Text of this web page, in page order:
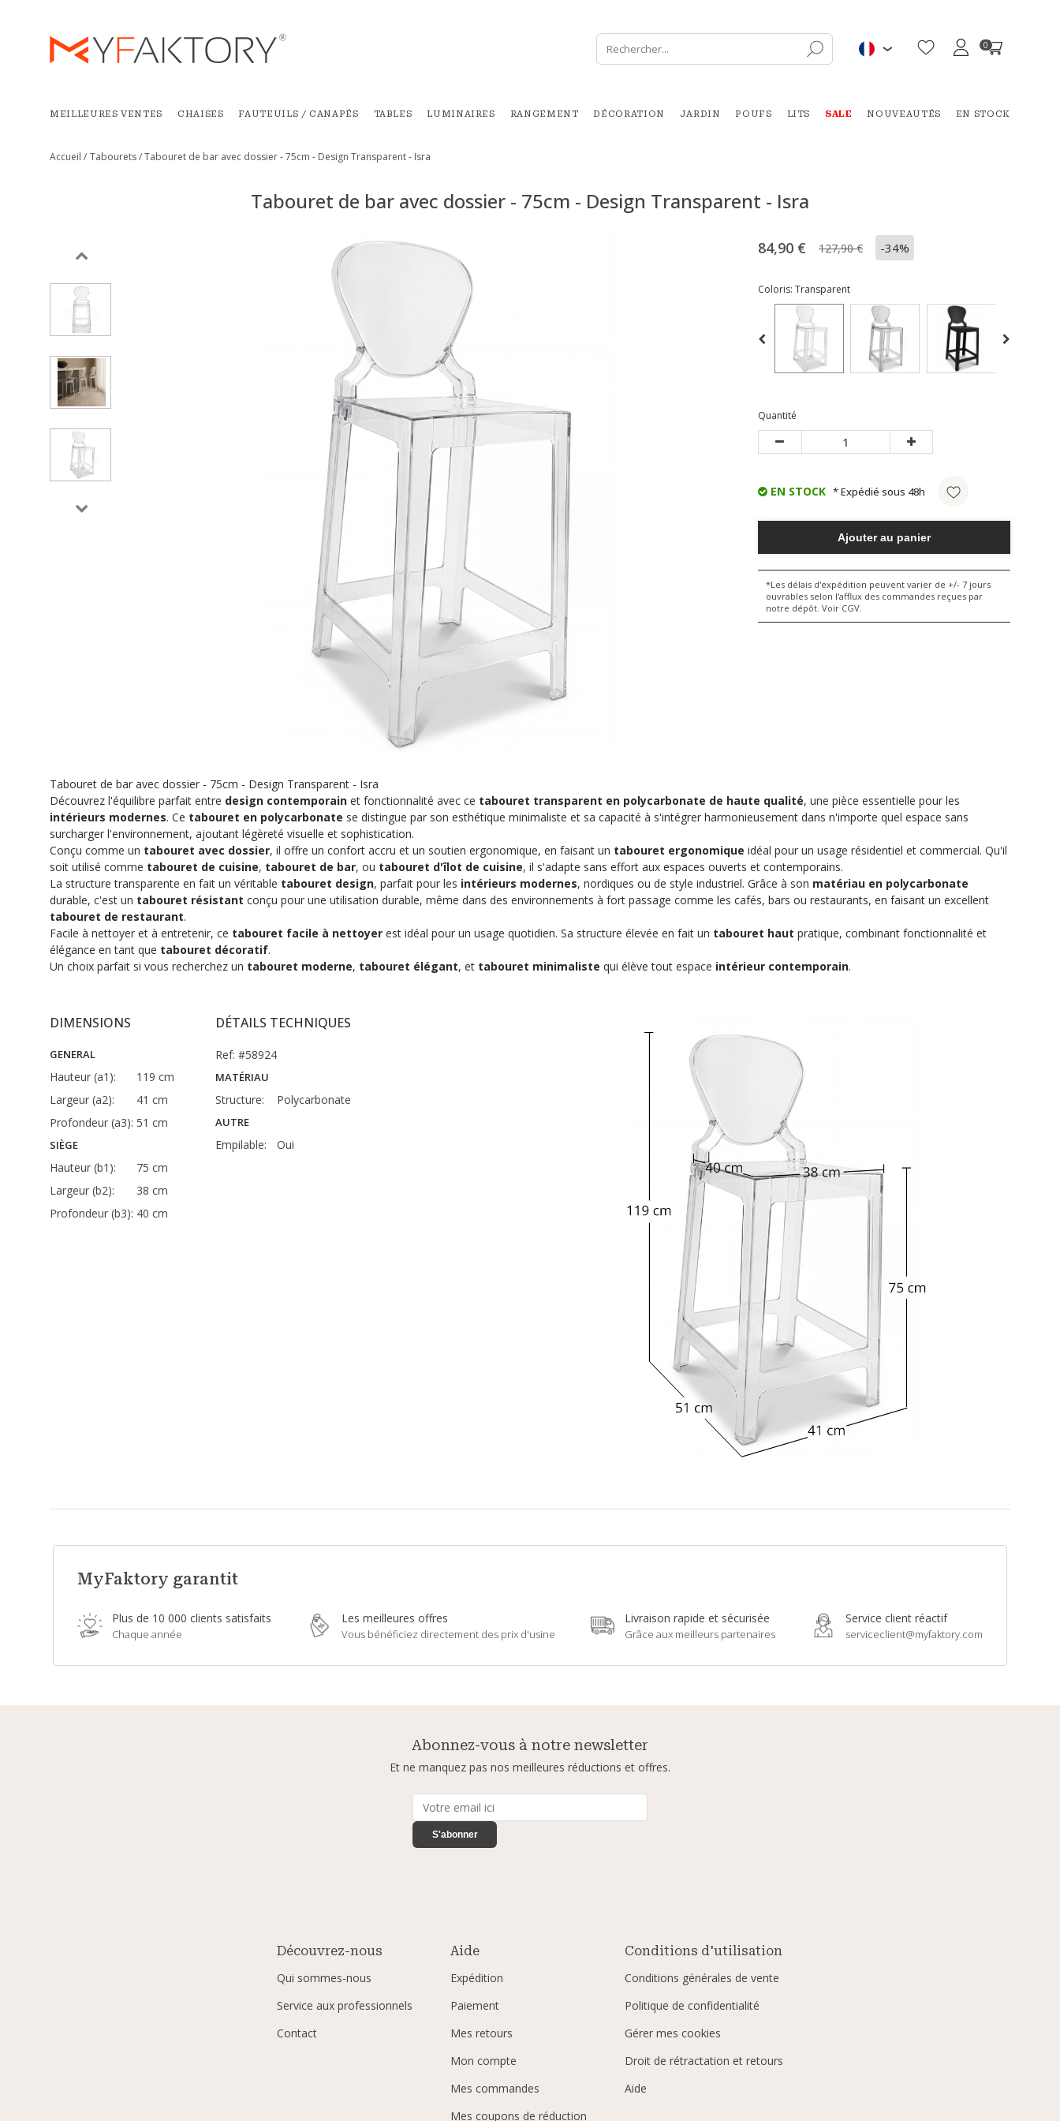
0
MEILLEURES VENTES CHAISES FAUTEUILS / CANAPÉS TABLES LUMINAIRES RANGEMENT DÉCORATION JARDIN POUFS LITS SALE NOUVEAUTÉS EN STOCK
Accueil / Tabourets /Tabouret de bar avec dossier - 75cm - Design Transparent - Isra
Tabouret de bar avec dossier - 75cm - Design Transparent - Isra
84,90 € 127,90 € -34%
Coloris: Transparent
Quantité
EN STOCK * Expédié sous 48h
Ajouter au panier
*Les délais d'expédition peuvent varier de +/- 7 jours
ouvrables selon l'afflux des commandes reçues par
notre dépôt. Voir CGV.
Tabouret de bar avec dossier - 75cm - Design Transparent - Isra
Découvrez l'équilibre parfait entre design contemporain et fonctionnalité avec ce tabouret transparent en polycarbonate de haute qualité, une pièce essentielle pour les
intérieurs modernes. Ce tabouret en polycarbonate se distingue par son esthétique minimaliste et sa capacité à s'intégrer harmonieusement dans n'importe quel espace sans
surcharger l'environnement, ajoutant légèreté visuelle et sophistication.
Conçu comme un tabouret avec dossier, il offre un confort accru et un soutien ergonomique, en faisant un tabouret ergonomique idéal pour un usage résidentiel et commercial. Qu'il
soit utilisé comme tabouret de cuisine, tabouret de bar, ou tabouret d'îlot de cuisine, il s'adapte sans effort aux espaces ouverts et contemporains.
La structure transparente en fait un véritable tabouret design, parfait pour les intérieurs modernes, nordiques ou de style industriel. Grâce à son matériau en polycarbonate
durable, c'est un tabouret résistant conçu pour une utilisation durable, même dans des environnements à fort passage comme les cafés, bars ou restaurants, en faisant un excellent
tabouret de restaurant.
Facile à nettoyer et à entretenir, ce tabouret facile à nettoyer est idéal pour un usage quotidien. Sa structure élevée en fait un tabouret haut pratique, combinant fonctionnalité et
élégance en tant que tabouret décoratif.
Un choix parfait si vous recherchez un tabouret moderne, tabouret élégant, et tabouret minimaliste qui élève tout espace intérieur contemporain.
DIMENSIONS
GENERAL
Hauteur (a1):
119 cm
Largeur (a2):
41 cm
Profondeur (a3): 51 cm
SIÈGE
Hauteur (b1):
75 cm
Largeur (b2):
38 cm
Profondeur (b3): 40 cm
DÉTAILS TECHNIQUES
Ref: #58924
MATÉRIAU
Structure: Polycarbonate
AUTRE
Empilable: Oui
MyFaktory garantit
Plus de 10 000 clients satisfaits
Chaque année
Les meilleures offres
Vous bénéficiez directement des prix d'usine
Livraison rapide et sécurisée
Grâce aux meilleurs partenaires
Service client réactif
serviceclient@myfaktory.com
Abonnez-vous à notre newsletter
Et ne manquez pas nos meilleures réductions et offres.
S'abonner
Découvrez-nous
Qui sommes-nous
Service aux professionnels
Contact
Aide
Expédition
Paiement
Mes retours
Mon compte
Mes commandes
Mes coupons de réduction
Conditions d'utilisation
Conditions générales de vente
Politique de confidentialité
Gérer mes cookies
Droit de rétractation et retours
Aide